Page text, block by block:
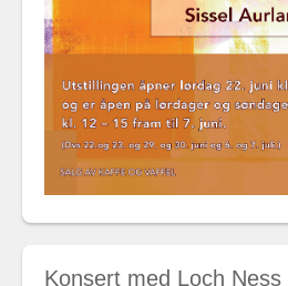
Konsert med Loch Ness